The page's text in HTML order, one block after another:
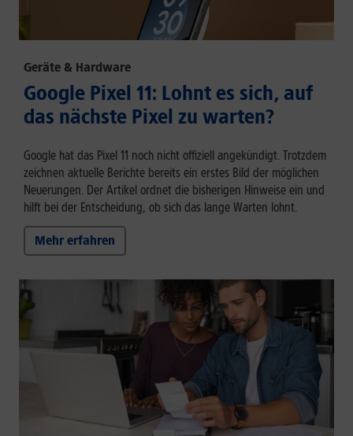
Geräte & Hardware
Google Pixel 11: Lohnt es sich, auf
das nächste Pixel zu warten?
Google hat das Pixel 11 noch nicht offiziell angekündigt. Trotzdem
zeichnen aktuelle Berichte bereits ein erstes Bild der möglichen
Neuerungen. Der Artikel ordnet die bisherigen Hinweise ein und
hilft bei der Entscheidung, ob sich das lange Warten lohnt.
Mehr erfahren